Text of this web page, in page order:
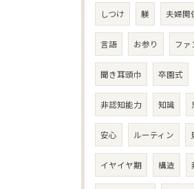
しつけ 躾 夫婦関
言語 お参り ファ
聞き耳頭巾 卒園式
非認知能力 知識
安心 ルーティン
イヤイヤ期 構造